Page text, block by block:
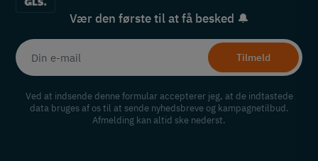
Vær den første til at få besked 🔔
Tilmeld
Ved at indsende denne formular accepterer jeg, at de indtastede
data bruges af os til at sende nyhedsbreve og kampagnetilbud.
Afmelding kan altid ske nederst.